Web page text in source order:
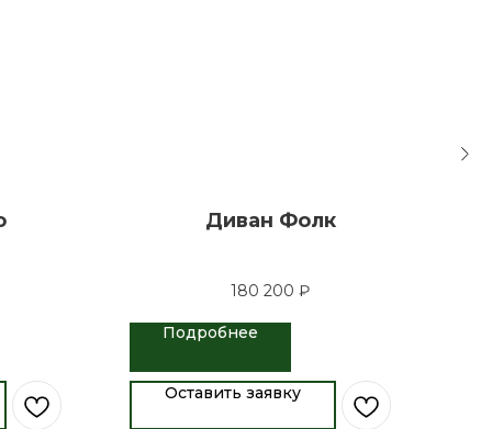
Диван Фолк
180 200 ₽
Подробнее
Оставить заявку